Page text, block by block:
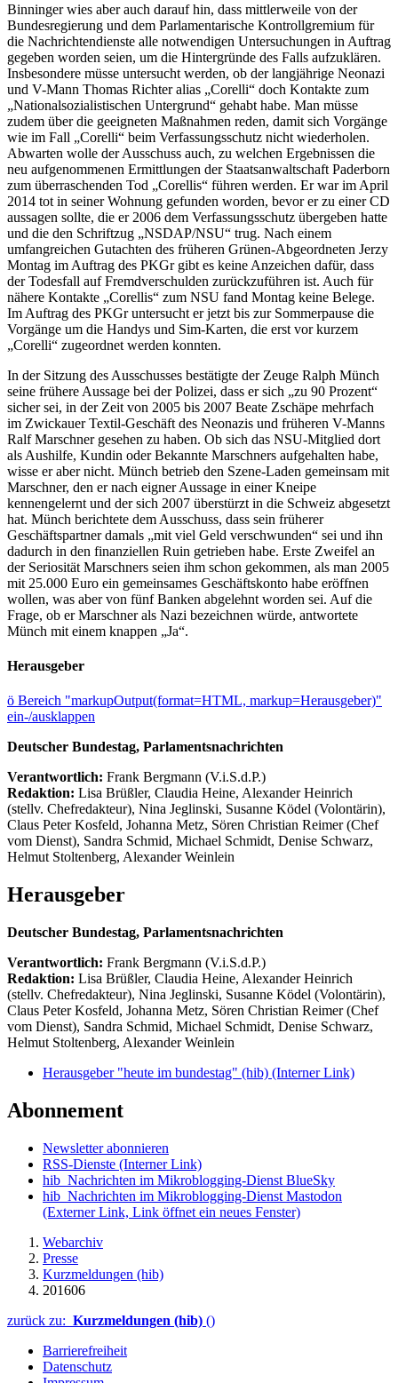
Binninger wies aber auch darauf hin, dass mittlerweile von der
Bundesregierung und dem Parlamentarische Kontrollgremium für
die Nachrichtendienste alle notwendigen Untersuchungen in Auftrag
gegeben worden seien, um die Hintergründe des Falls aufzuklären.
Insbesondere müsse untersucht werden, ob der langjährige Neonazi
und V-Mann Thomas Richter alias „Corelli“ doch Kontakte zum
„Nationalsozialistischen Untergrund“ gehabt habe. Man müsse
zudem über die geeigneten Maßnahmen reden, damit sich Vorgänge
wie im Fall „Corelli“ beim Verfassungsschutz nicht wiederholen.
Abwarten wolle der Ausschuss auch, zu welchen Ergebnissen die
neu aufgenommenen Ermittlungen der Staatsanwaltschaft Paderborn
zum überraschenden Tod „Corellis“ führen werden. Er war im April
2014 tot in seiner Wohnung gefunden worden, bevor er zu einer CD
aussagen sollte, die er 2006 dem Verfassungsschutz übergeben hatte
und die den Schriftzug „NSDAP/NSU“ trug. Nach einem
umfangreichen Gutachten des früheren Grünen-Abgeordneten Jerzy
Montag im Auftrag des PKGr gibt es keine Anzeichen dafür, dass
der Todesfall auf Fremdverschulden zurückzuführen ist. Auch für
nähere Kontakte „Corellis“ zum NSU fand Montag keine Belege.
Im Auftrag des PKGr untersucht er jetzt bis zur Sommerpause die
Vorgänge um die Handys und Sim-Karten, die erst vor kurzem
„Corelli“ zugeordnet werden konnten.
In der Sitzung des Ausschusses bestätigte der Zeuge Ralph Münch
seine frühere Aussage bei der Polizei, dass er sich „zu 90 Prozent“
sicher sei, in der Zeit von 2005 bis 2007 Beate Zschäpe mehrfach
im Zwickauer Textil-Geschäft des Neonazis und früheren V-Manns
Ralf Marschner gesehen zu haben. Ob sich das NSU-Mitglied dort
als Aushilfe, Kundin oder Bekannte Marschners aufgehalten habe,
wisse er aber nicht. Münch betrieb den Szene-Laden gemeinsam mit
Marschner, den er nach eigner Aussage in einer Kneipe
kennengelernt und der sich 2007 überstürzt in die Schweiz abgesetzt
hat. Münch berichtete dem Ausschuss, dass sein früherer
Geschäftspartner damals „mit viel Geld verschwunden“ sei und ihn
dadurch in den finanziellen Ruin getrieben habe. Erste Zweifel an
der Seriosität Marschners seien ihm schon gekommen, als man 2005
mit 25.000 Euro ein gemeinsames Geschäftskonto habe eröffnen
wollen, was aber von fünf Banken abgelehnt worden sei. Auf die
Frage, ob er Marschner als Nazi bezeichnen würde, antwortete
Münch mit einem knappen „Ja“.
Herausgeber
ö Bereich "markupOutput(format=HTML, markup=Herausgeber)"
ein-/ausklappen
Deutscher Bundestag, Parlamentsnachrichten
Verantwortlich: Frank Bergmann (V.i.S.d.P.)
Redaktion: Lisa Brüßler, Claudia Heine, Alexander Heinrich
(stellv. Chefredakteur), Nina Jeglinski, Susanne Ködel (Volontärin),
Claus Peter Kosfeld, Johanna Metz, Sören Christian Reimer (Chef
vom Dienst), Sandra Schmid, Michael Schmidt, Denise Schwarz,
Helmut Stoltenberg, Alexander Weinlein
Herausgeber
Deutscher Bundestag, Parlamentsnachrichten
Verantwortlich: Frank Bergmann (V.i.S.d.P.)
Redaktion: Lisa Brüßler, Claudia Heine, Alexander Heinrich
(stellv. Chefredakteur), Nina Jeglinski, Susanne Ködel (Volontärin),
Claus Peter Kosfeld, Johanna Metz, Sören Christian Reimer (Chef
vom Dienst), Sandra Schmid, Michael Schmidt, Denise Schwarz,
Helmut Stoltenberg, Alexander Weinlein
Herausgeber "heute im bundestag" (hib) (Interner Link)
Abonnement
Newsletter abonnieren
RSS-Dienste (Interner Link)
hib_Nachrichten im Mikroblogging-Dienst BlueSky
hib_Nachrichten im Mikroblogging-Dienst Mastodon
(Externer Link, Link öffnet ein neues Fenster)
Webarchiv
Presse
Kurzmeldungen (hib)
201606
zurück zu: Kurzmeldungen (hib) ()
Barrierefreiheit
Datenschutz